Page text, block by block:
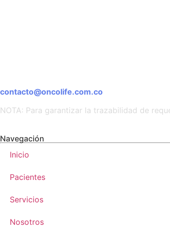
contacto@oncolife.com.co
NOTA: Para garantizar la trazabilidad de
Navegación
Inicio
Pacientes
Servicios
Nosotros